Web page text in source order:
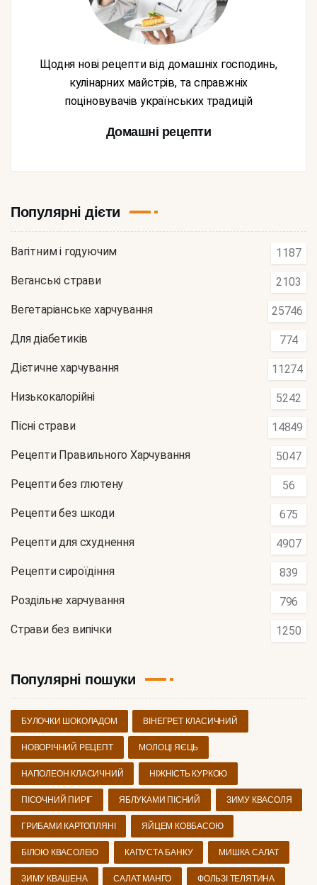
Щодня нові рецепти від домашніх господинь,
кулінарних майстрів, та справжніх
поціновувачів українських традицій
Домашні рецепти
Популярні дієти
Вагітним і годуючим 1187
Веганські страви 2103
Вегетаріанське харчування 25746
Для діабетиків 774
Дієтичне харчування 11274
Низькокалорійні 5242
Пісні страви 14849
Рецепти Правильного Харчування 5047
Рецепти без глютену 56
Рецепти без шкоди 675
Рецепти для схуднення 4907
Рецепти сироїдіння 839
Роздільне харчування 796
Страви без випічки 1250
Популярні пошуки
БУЛОЧКИ ШОКОЛАДОМ ВІНЕГРЕТ КЛАСИЧНИЙ
НОВОРІЧНИЙ РЕЦЕПТ МОЛОЦІ ЯЄЦЬ
НАПОЛЕОН КЛАСИЧНИЙ НІЖНІСТЬ КУРКОЮ
ПІСОЧНИЙ ПИРІГ ЯБЛУКАМИ ПІСНИЙ ЗИМУ КВАСОЛЯ
ГРИБАМИ КАРТОПЛЯНІ ЯЙЦЕМ КОВБАСОЮ
БІЛОЮ КВАСОЛЕЮ КАПУСТА БАНКУ МИШКА САЛАТ
ЗИМУ КВАШЕНА САЛАТ МАНГО ФОЛЬЗІ ТЕЛЯТИНА